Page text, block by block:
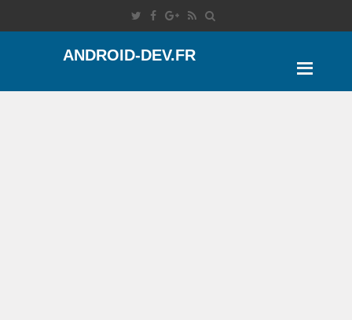
ANDROID-DEV.FR